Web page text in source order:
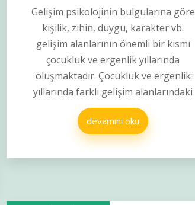
Gelişim psikolojinin bulgularına göre
kişilik, zihin, duygu, karakter vb.
gelişim alanlarının önemli bir kısmı
çocukluk ve ergenlik yıllarında
oluşmaktadır. Çocukluk ve ergenlik
yıllarında farklı gelişim alanlarındaki
devamını oku